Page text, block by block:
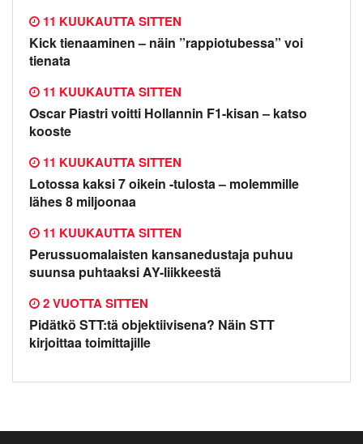
Kick tienaaminen – näin ”rappiotubessa” voi
tienata
11 KUUKAUTTA SITTEN
Oscar Piastri voitti Hollannin F1-kisan – katso
kooste
11 KUUKAUTTA SITTEN
Lotossa kaksi 7 oikein -tulosta – molemmille
lähes 8 miljoonaa
11 KUUKAUTTA SITTEN
Perussuomalaisten kansanedustaja puhuu
suunsa puhtaaksi AY-liikkeestä
11 KUUKAUTTA SITTEN
Pidätkö STT:tä objektiivisena? Näin STT
kirjoittaa toimittajille
2 VUOTTA SITTEN